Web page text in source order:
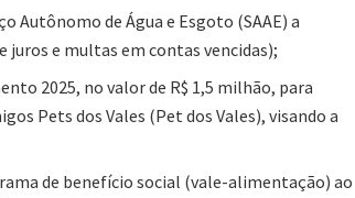
Autônomo de Água e Esgoto (SAAE) a
juros e multas em contas vencidas);
2025, no valor de R$ 1,5 milhão, para
Pets dos Vales (Pet dos Vales), visando a
de benefício social (vale-alimentação) ao